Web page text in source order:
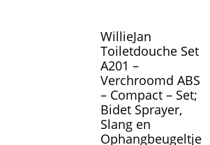
WillieJan
Toiletdouche Set
A201 –
Verchroomd ABS
– Compact – Set;
Bidet Sprayer,
Slang en
Ophangbeugeltje